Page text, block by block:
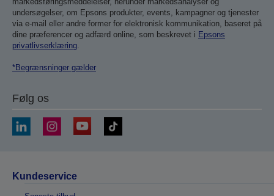
undersøgelser, om Epsons produkter, events, kampagner og tjenester
via e-mail eller andre former for elektronisk kommunikation, baseret på
dine præferencer og adfærd online, som beskrevet i Epsons
privatlivserklæring.
*Begrænsninger gælder
Følg os
Kundeservice